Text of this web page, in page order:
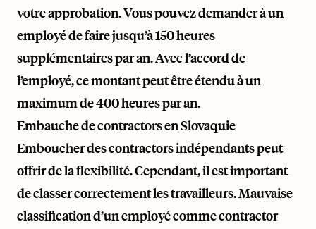
votre approbation. Vous pouvez demander à un
employé de faire jusqu’à 150 heures
supplémentaires par an. Avec l’accord de
l’employé, ce montant peut être étendu à un
maximum de 400 heures par an.
Embauche de contractors en Slovaquie
Emboucher des contractors indépendants peut
offrir de la flexibilité. Cependant, il est important
de classer correctement les travailleurs. Mauvaise
classification d’un employé comme contractor